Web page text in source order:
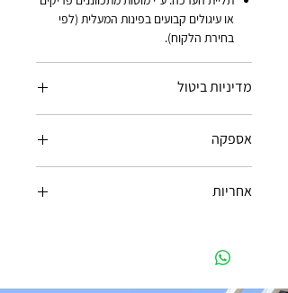
או עיגולים קבועים בפינות המעלית (לפי
בחירת הלקוח).
מדיניות ביטול
לאחר מדידת המעלית: 30% מהמחיר המקורי.
אספקה
אחריות
אין אחריות על השחתה.